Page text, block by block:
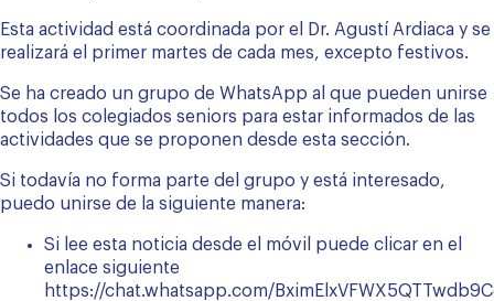
Esta actividad está coordinada por el Dr. Agustí Ardiaca y se
realizará el primer martes de cada mes, excepto festivos.
Se ha creado un grupo de WhatsApp al que pueden unirse
todos los colegiados seniors para estar informados de las
actividades que se proponen desde esta sección.
Si todavía no forma parte del grupo y está interesado,
puedo unirse de la siguiente manera:
Si lee esta noticia desde el móvil puede clicar en el
enlace siguiente
https://chat.whatsapp.com/